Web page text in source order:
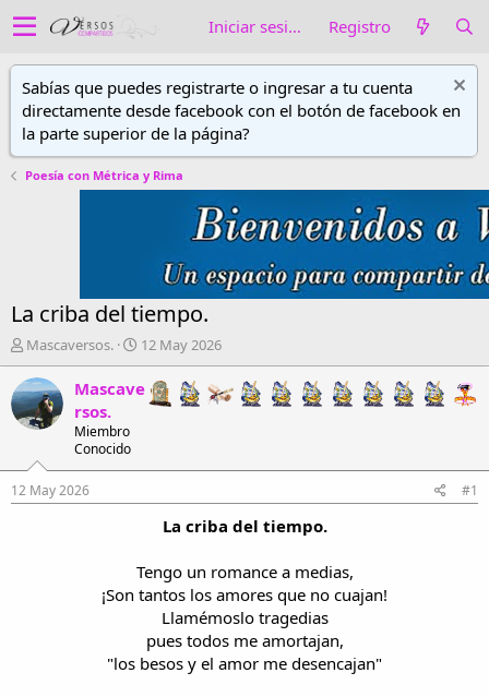
Iniciar sesión Registro
Sabías que puedes registrarte o ingresar a tu cuenta
directamente desde facebook con el botón de facebook en
la parte superior de la página?
Poesía con Métrica y Rima
La criba del tiempo.
A
u
t
o
r
e
h
i
Mascaversos.
F
e
c
n
o
12 May 2026
Mascave
rsos.
Miembro
Conocido
12 May 2026 #1
La criba del tiempo.
Tengo un romance a medias,
¡Son tantos los amores que no cuajan!
Llamémoslo tragedias
pues todos me amortajan,
"los besos y el amor me desencajan"